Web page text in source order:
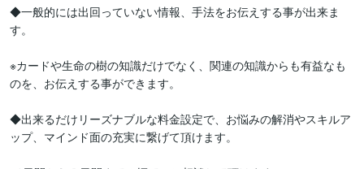
◆一般的には出回っていない情報、手法をお伝えする事が出来ま
す。
※カードや生命の樹の知識だけでなく、関連の知識からも有益なも
のを、お伝えする事ができます。
◆出来るだけリーズナブルな料金設定で、お悩みの解消やスキルア
ップ、マインド面の充実に繋げて頂けます。